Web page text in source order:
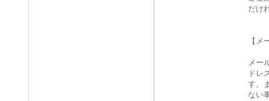
だけ
【
メー
ドレ
す。
ない